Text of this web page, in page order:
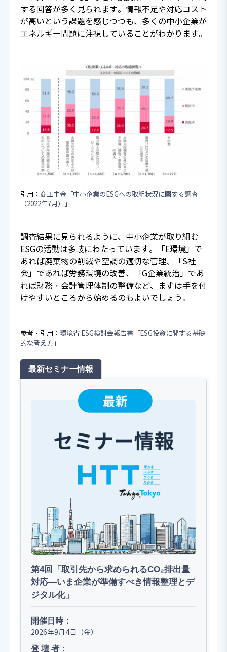
する回答が多く見られます。情報不足や対応コスト
が高いという課題を感じつつも、多くの中小企業が
エネルギー問題に注視していることがわかります。
引用： 商工中金「中小企業のESGへの取組状況に関する調査
（2022年7月）」
調査結果に見られるように、中小企業が取り組む
ESGの活動は多岐にわたっています。「E環境」で
あれば廃棄物の削減や空調の適切な管理、「S社
会」であれば労務環境の改善、「G企業統治」であ
れば財務・会計管理体制の整備など、まずは手を付
けやすいところから始めるのもよいでしょう。
参考・引用： 環境省 ESG検討会報告書「ESG投資に関する基礎
的な考え方」
最新セミナー情報
第4回「取引先から求められるCO₂排出量
対応―いま企業が準備すべき情報整理とデ
ジタル化」
開催日時：
2026年9月4日（金）
登 壇 者：